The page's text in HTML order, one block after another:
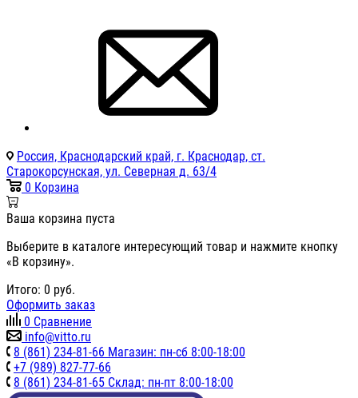
Россия, Краснодарский край, г. Краснодар, ст.
Старокорсунская, ул. Северная д. 63/4
0 Корзина
Ваша корзина пуста
Выберите в каталоге интересующий товар и нажмите кнопку
«В корзину».
Итого: 0 руб.
Оформить заказ
0 Сравнение
info@vitto.ru
8 (861) 234-81-66 Магазин: пн-сб 8:00-18:00
+7 (989) 827-77-66
8 (861) 234-81-65 Склад: пн-пт 8:00-18:00